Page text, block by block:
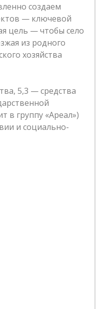
создаем
— ключевой
цель — чтобы село
из родного
хозяйства
5,3 — средства
в группу «Ареал»)
и социально-